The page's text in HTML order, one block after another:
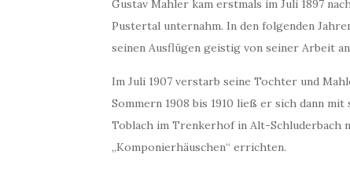
Gustav Mahler kam erstmals im Juli 1897
Pustertal unternahm. In den folgenden
seinen Ausflügen geistig von seiner Arbeit
Im Juli 1907 verstarb seine Tochter und
Sommern 1908 bis 1910 ließ er sich dann
Toblach im Trenkerhof in Alt-Schluderbach
„Komponierhäuschen“ errichten.